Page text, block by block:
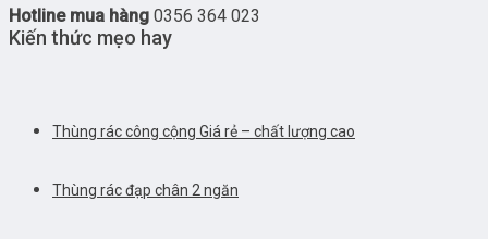
Hotline mua hàng 0356 364 023
Kiến thức mẹo hay
Thùng rác công cộng Giá rẻ – chất lượng cao
Thùng rác đạp chân 2 ngăn